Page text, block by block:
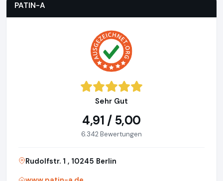
PATIN-A
Sehr Gut
4,91 / 5,00
6.342 Bewertungen
Rudolfstr. 1 , 10245 Berlin